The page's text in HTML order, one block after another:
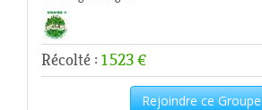
Récolté : 1 523 €
Rejoindre ce Groupe